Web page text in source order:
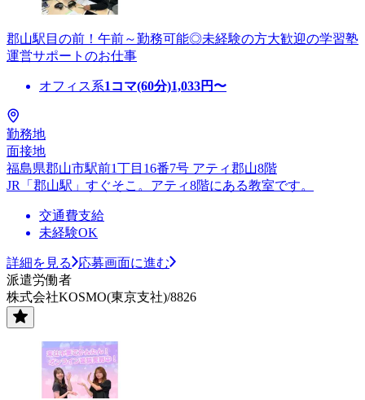
郡山駅目の前！午前～勤務可能◎未経験の方大歓迎の学習塾
運営サポートのお仕事
オフィス系1コマ(60分)1,033円〜
勤務地
面接地
福島県郡山市駅前1丁目16番7号 アティ郡山8階
JR「郡山駅」すぐそこ。アティ8階にある教室です。
交通費支給
未経験OK
詳細を見る
応募画面に進む
派遣労働者
株式会社KOSMO(東京支社)/8826